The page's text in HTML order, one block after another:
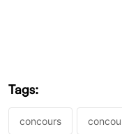
Tags:
concours